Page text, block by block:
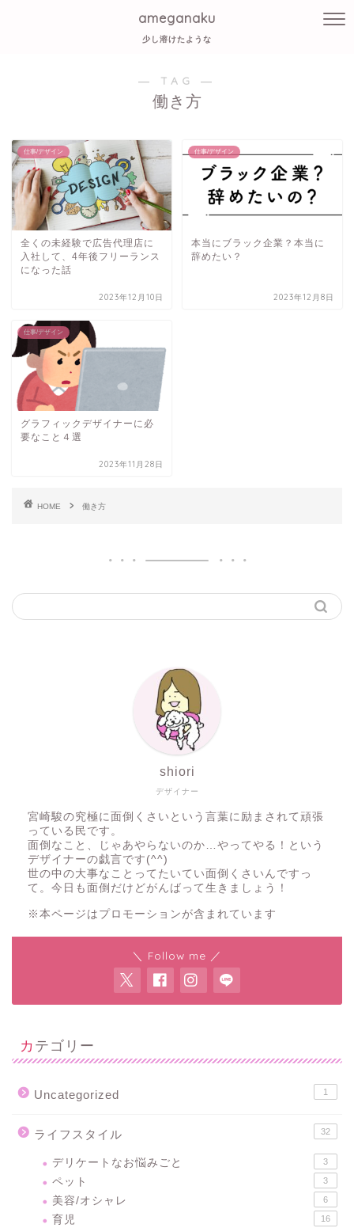
ameganaku
少し溶けたような
― TAG ―
働き方
仕事/デザイン
全くの未経験で広告代理店に
入社して、4年後フリーランス
になった話
2023年12月10日
仕事/デザイン
本当にブラック企業？本当に
辞めたい？
2023年12月8日
仕事/デザイン
グラフィックデザイナーに必
要なこと４選
2023年11月28日
HOME 働き方
デザイナー
shiori
宮崎駿の究極に面倒くさいという言葉に励まされて頑張
っている民です。
面倒なこと、じゃあやらないのか…やってやる！という
デザイナーの戯言です(^^)
世の中の大事なことってたいてい面倒くさいんですっ
て。今日も面倒だけどがんばって生きましょう！
※本ページはプロモーションが含まれています
＼ Follow me ／
カテゴリー
Uncategorized 1
ライフスタイル 32
デリケートなお悩みごと 3
ペット 3
美容/オシャレ 6
育児 16